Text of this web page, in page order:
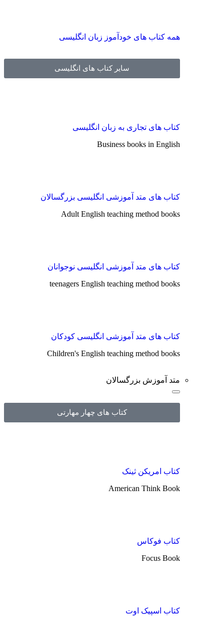
همه کتاب های خودآموز زبان انگلیسی
سایر کتاب های انگلیسی
کتاب های تجاری به زبان انگلیسی
Business books in English
کتاب های متد آموزشی انگلیسی بزرگسالان
Adult English teaching method books
کتاب های متد آموزشی انگلیسی نوجوانان
teenagers English teaching method books
کتاب های متد آموزشی انگلیسی کودکان
Children's English teaching method books
متد آموزش بزرگسالان
کتاب های چهار مهارتی
کتاب امریکن ثینک
American Think Book
کتاب فوکاس
Focus Book
کتاب اسپیک اوت